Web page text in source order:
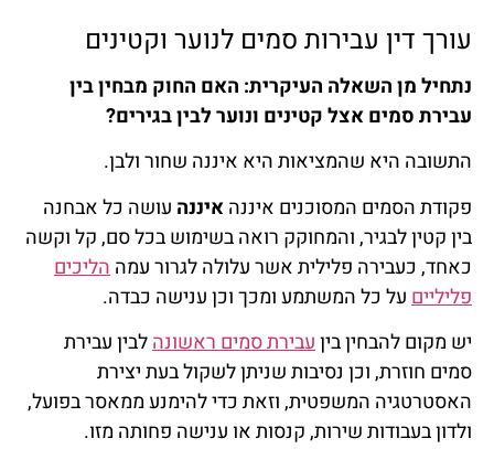
עורך דין עבירות סמים לנוער וקטינים
נתחיל מן השאלה העיקרית: האם החוק מבחין בין
עבירת סמים אצל קטינים ונוער לבין בגירים?
התשובה היא שהמציאות היא איננה שחור ולבן.
פקודת הסמים המסוכנים איננהאיננה עושה כל אבחנה
בין קטין לבגיר, והמחוקק רואה בשימוש בכל סם, קל וקשה
כאחד, כעבירה פלילית אשר עלולה לגרור עמההליכים
פלילייםעל כל המשתמע ומכך וכן ענישה כבדה.
יש מקום להבחין ביןעבירת סמים ראשונהלבין עבירת
סמים חוזרת, וכן נסיבות שניתן לשקול בעת יצירת
האסטרטגיה המשפטית, וזאת כדי להימנע ממאסר בפועל,
ולדון בעבודות שירות, קנסות או ענישה פחותה מזו.